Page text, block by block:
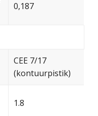
0,187
CEE 7/17
(kontuurpistik)
1.8